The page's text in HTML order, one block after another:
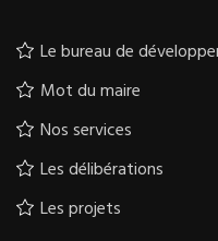
Le bureau de
Mot du maire
Nos services
Les délibérations
Les projets